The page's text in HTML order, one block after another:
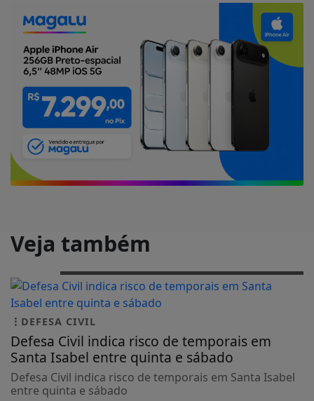
Veja também
DEFESA CIVIL
Defesa Civil indica risco de temporais em
Santa Isabel entre quinta e sábado
Defesa Civil indica risco de temporais em Santa Isabel
entre quinta e sábado